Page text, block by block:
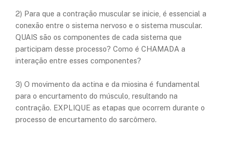
2) Para que a contração muscular se inicie, é essencial a
conexão entre o sistema nervoso e o sistema muscular.
QUAIS são os componentes de cada sistema que
participam desse processo? Como é CHAMADA a
interação entre esses componentes?
3) O movimento da actina e da miosina é fundamental
para o encurtamento do músculo, resultando na
contração. EXPLIQUE as etapas que ocorrem durante o
processo de encurtamento do sarcômero.